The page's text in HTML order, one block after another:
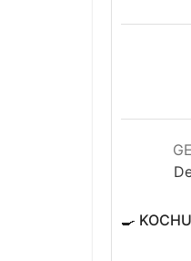
🍳